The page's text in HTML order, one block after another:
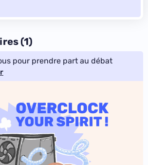
(1)
pour prendre part au débat